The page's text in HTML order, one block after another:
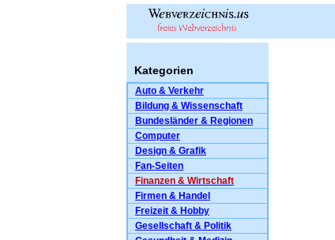
Kategorien
Auto & Verkehr
Bildung & Wissenschaft
Bundesländer & Regionen
Computer
Design & Grafik
Fan-Seiten
Finanzen & Wirtschaft
Firmen & Handel
Freizeit & Hobby
Gesellschaft & Politik